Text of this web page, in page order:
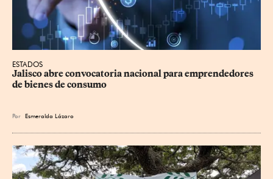
ESTADOS
Jalisco abre convocatoria nacional para emprendedores
de bienes de consumo
Por Esmeralda Lázaro